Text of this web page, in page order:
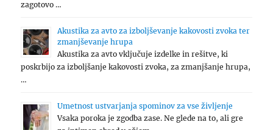
zagotovo …
Akustika za avto za izboljševanje kakovosti zvoka ter
zmanjševanje hrupa
Akustika za avto vključuje izdelke in rešitve, ki
poskrbijo za izboljšanje kakovosti zvoka, za zmanjšanje hrupa,
…
Umetnost ustvarjanja spominov za vse življenje
Vsaka poroka je zgodba zase. Ne glede na to, ali gre